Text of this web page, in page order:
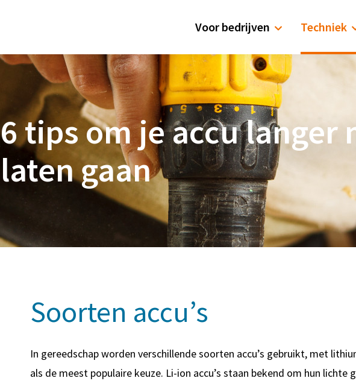
Voor bedrijven Techniek
6 tips om je accu langer
laten gaan
Soorten accu’s
In gereedschap worden verschillende soorten accu’s gebruikt, met
als de meest populaire keuze. Li-ion accu’s staan bekend om hun lichte